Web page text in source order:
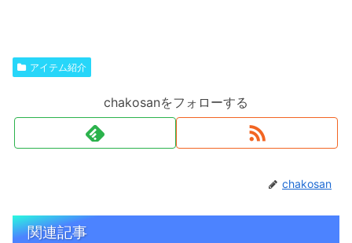
アイテム紹介
chakosanをフォローする
chakosan
関連記事